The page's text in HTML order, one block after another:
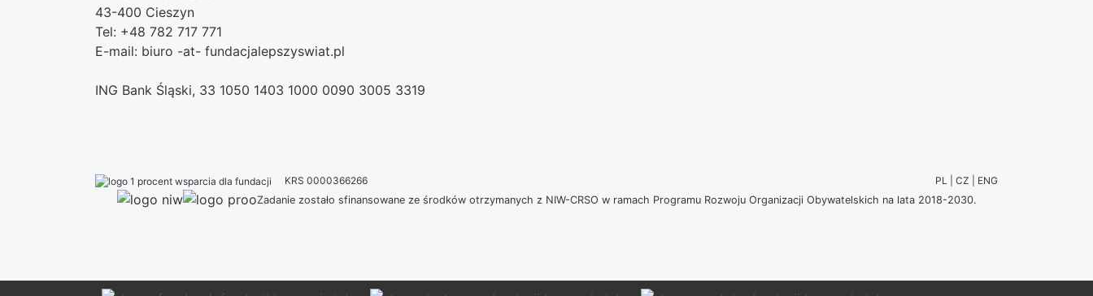
43-400 Cieszyn
Tel: +48 782 717 771
E-mail: biuro -at- fundacjalepszyswiat.pl
ING Bank Śląski, 33 1050 1403 1000 0090 3005 3319
KRS 0000366266
PL | CZ | ENG
Zadanie zostało sfinansowane ze środków otrzymanych z NIW-CRSO w ramach Programu Rozwoju Organizacji Obywatelskich na lata 2018-2030.